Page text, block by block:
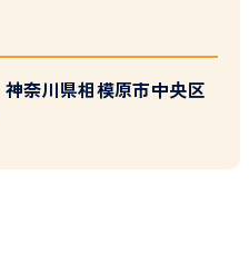
神奈川県相模原市中央区